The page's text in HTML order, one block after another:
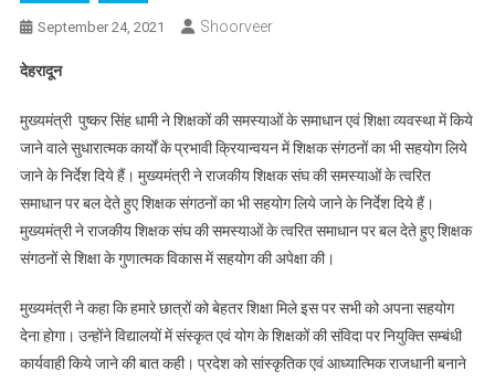
September 24, 2021 Shoorveer
देहरादून
मुख्यमंत्री पुष्कर सिंह धामी ने शिक्षकों की समस्याओं के समाधान एवं शिक्षा व्यवस्था में किये
जाने वाले सुधारात्मक कार्यों के प्रभावी क्रियान्वयन में शिक्षक संगठनों का भी सहयोग लिये
जाने के निर्देश दिये हैं। मुख्यमंत्री ने राजकीय शिक्षक संघ की समस्याओं के त्वरित
समाधान पर बल देते हुए शिक्षक संगठनों का भी सहयोग लिये जाने के निर्देश दिये हैं।
मुख्यमंत्री ने राजकीय शिक्षक संघ की समस्याओं के त्वरित समाधान पर बल देते हुए शिक्षक
संगठनों से शिक्षा के गुणात्मक विकास में सहयोग की अपेक्षा की।
मुख्यमंत्री ने कहा कि हमारे छात्रों को बेहतर शिक्षा मिले इस पर सभी को अपना सहयोग
देना होगा। उन्होंने विद्यालयों में संस्कृत एवं योग के शिक्षकों की संविदा पर नियुक्ति सम्बंधी
कार्यवाही किये जाने की बात कही। प्रदेश को सांस्कृतिक एवं आध्यात्मिक राजधानी बनाने